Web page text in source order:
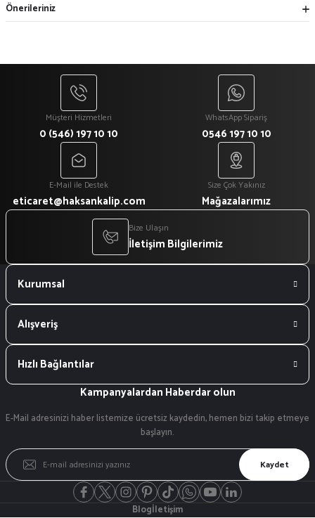
Önerileriniz
Müşteri Hizmetleri
0 (546) 197 10 10
WhatsApp Sipariş
0546 197 10 10
E-Mail ile Destek
eticaret@haksankalip.com
Size Çok Yakınız
Mağazalarımız
Bize Ulaşın
İletişim Bilgilerimiz
Kurumsal
Alışveriş
Hızlı Bağlantılar
Kampanyalardan Haberdar olun
E-Mail adresinizi haber listemize ücretsiz kaydedin, hemen bizi takip etmeye
başlayın.
Kaydet
Blogİletişim